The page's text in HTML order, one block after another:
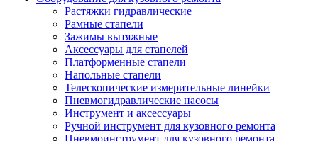
Растяжки гидравлические
Рамные стапели
Зажимы вытяжные
Аксессуары для стапелей
Платформенные стапели
Напольные стапели
Телескопические измерительные линейки
Пневмогидравлические насосы
Инструмент и аксессуары
Ручной инструмент для кузовного ремонта
Пневмоинструмент для кузовного ремонта